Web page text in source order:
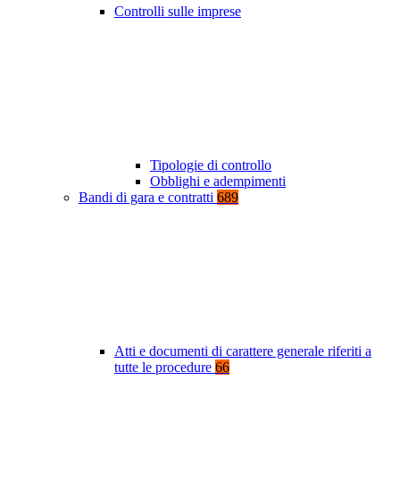
Controlli sulle imprese
Tipologie di controllo
Obblighi e adempimenti
Bandi di gara e contratti 689
Atti e documenti di carattere generale riferiti a
tutte le procedure 66